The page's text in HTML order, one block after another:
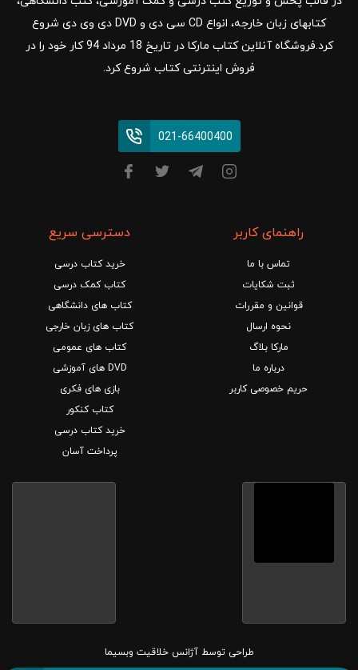
کتابهای زبان خارجه، انواع CD سی دی و DVD دی وی دی شروع
کرد.فروشگاه آنلاین کتاب مارکا در تاریخ 18 مرداد 94 کار خود را در
فروش اینترنتی کتاب شروع کرد.
021-66400400
راهنمای کاربر
تماس با ما
ثبت شکایات
قوانین و مقررات
نحوه ارسال
مارکا بلاگ
درباره ما
حریم خصوصی کاربر
دسترسی سریع
خرید کتاب درسی
کتاب کمک درسی
کتاب های دانشگاهی
کتاب های زبان خارجی
کتاب های عمومی
DVD های آموزشی
بازی های فکری
کتاب کنکور
خرید کتاب درسی
پرداخت آسان
طراحی توسطآژانس خلاقیت وبسیما